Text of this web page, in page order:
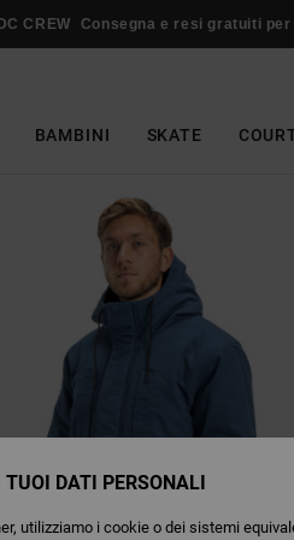
DC CREW Consegna e resi gratuiti per
BAMBINI SKATE
TUOI DATI PERSONALI
utilizziamo i cookie o dei sistemi